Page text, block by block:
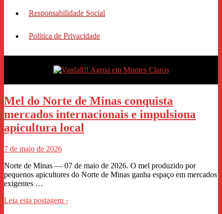
Responsabilidade Social
Politica de Privacidade
Mel do Norte de Minas conquista
mercados internacionais e impulsiona
apicultura local
7 de maio de 2026
Norte de Minas — 07 de maio de 2026. O mel produzido por
pequenos apicultores do Norte de Minas ganha espaço em mercados
exigentes …
Leia esta postagem ›